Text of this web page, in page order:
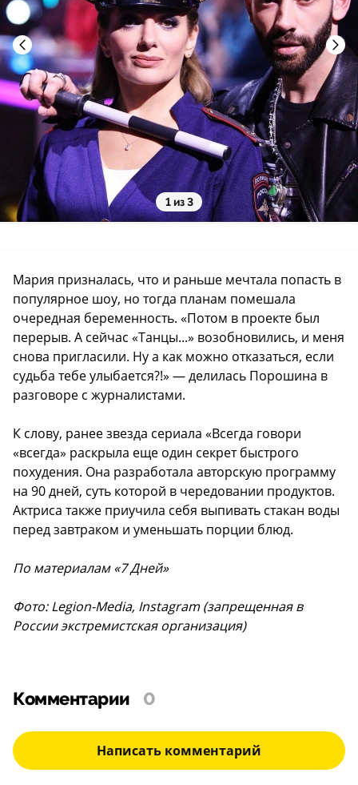
1 из 3
Мария призналась, что и раньше мечтала попасть в
популярное шоу, но тогда планам помешала
очередная беременность. «Потом в проекте был
перерыв. А сейчас «Танцы...» возобновились, и меня
снова пригласили. Ну а как можно отказаться, если
судьба тебе улыбается?!» — делилась Порошина в
разговоре с журналистами.
К слову, ранее звезда сериала «Всегда говори
«всегда» раскрыла еще один секрет быстрого
похудения. Она разработала авторскую программу
на 90 дней, суть которой в чередовании продуктов.
Актриса также приучила себя выпивать стакан воды
перед завтраком и уменьшать порции блюд.
По материалам «7 Дней»
Фото: Legion-Media, Instagram (запрещенная в
России экстремистская организация)
Комментарии 0
Написать комментарий